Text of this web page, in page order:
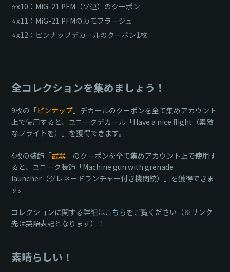
⭐x10：МiG-21 PFМ（ソ連）のクーポン
⭐x11：МiG-21 PFМのカモフラージュ
⭐x12：ピンナップデカールのクーポン1枚
全コレクションを集めましょう！
9枚の「ピンナップ 」デカールのクーポンを全て集めアカウント
上で使用すると、ユニークデカール「Have a nice flight（素敵
なフライトを）」を獲得できます。
4枚の装飾「武器 」のクーポンを全て集めアカウント上で使用す
ると、ユニーク装飾「Machine gun with grenade
launcher（グレネードランチャー付き機関銃）」を獲得できま
す。
コレクションに関する詳細はこちらをご覧ください（※リンク
先は英語表記となります）！
素晴らしい！